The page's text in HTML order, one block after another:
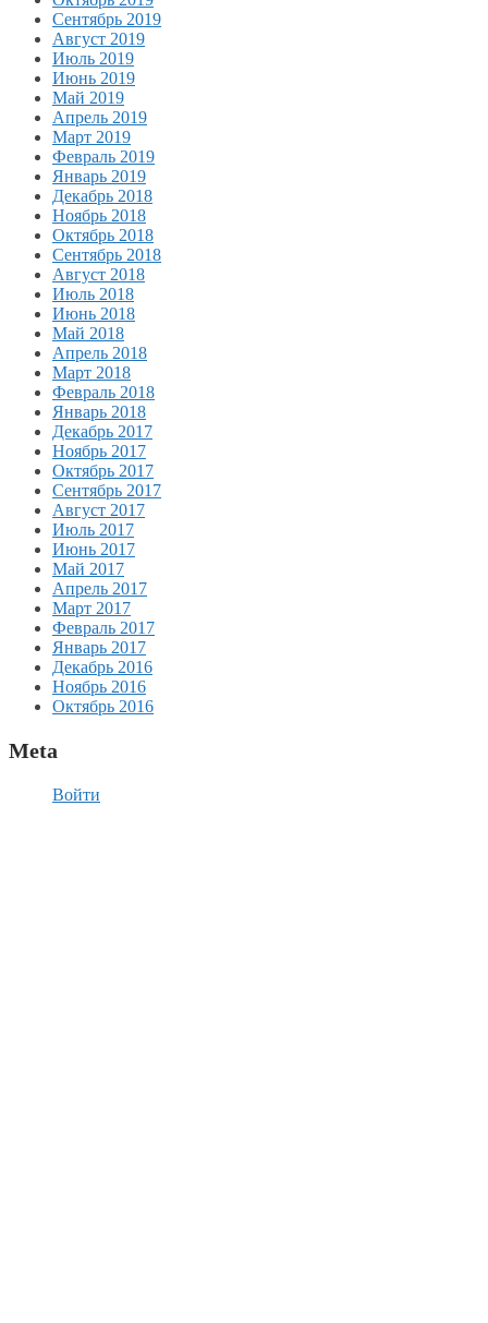
Сентябрь 2019
Август 2019
Июль 2019
Июнь 2019
Май 2019
Апрель 2019
Март 2019
Февраль 2019
Январь 2019
Декабрь 2018
Ноябрь 2018
Октябрь 2018
Сентябрь 2018
Август 2018
Июль 2018
Июнь 2018
Май 2018
Апрель 2018
Март 2018
Февраль 2018
Январь 2018
Декабрь 2017
Ноябрь 2017
Октябрь 2017
Сентябрь 2017
Август 2017
Июль 2017
Июнь 2017
Май 2017
Апрель 2017
Март 2017
Февраль 2017
Январь 2017
Декабрь 2016
Ноябрь 2016
Октябрь 2016
Meta
Войти